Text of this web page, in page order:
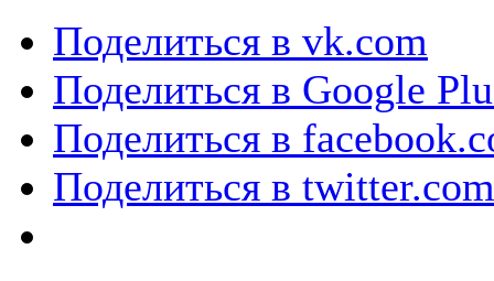
Поделиться в vk.com
Поделиться в Google
Поделиться в
Поделиться в twitter.com